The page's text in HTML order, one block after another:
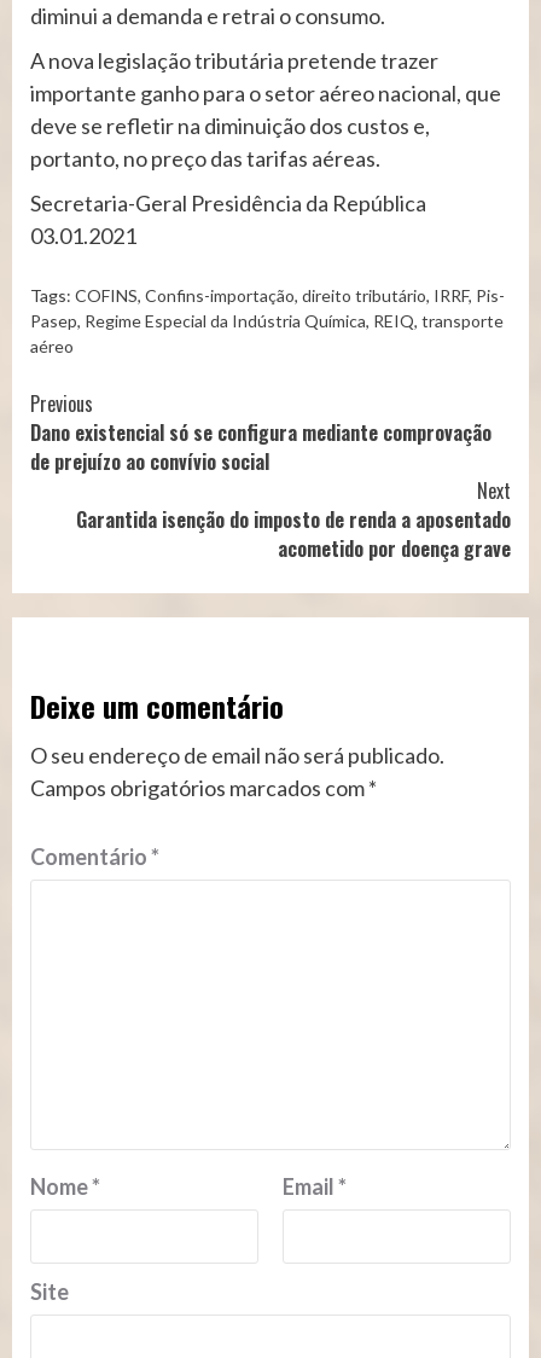
diminui a demanda e retrai o consumo.
A nova legislação tributária pretende trazer
importante ganho para o setor aéreo nacional, que
deve se refletir na diminuição dos custos e,
portanto, no preço das tarifas aéreas.
Secretaria-Geral Presidência da República
03.01.2021
Tags: COFINS, Confins-importação, direito tributário, IRRF, Pis-
Pasep, Regime Especial da Indústria Química, REIQ, transporte
aéreo
Continue
Reading
Previous
Dano existencial só se configura mediante comprovação
de prejuízo ao convívio social
Next
Garantida isenção do imposto de renda a aposentado
acometido por doença grave
Deixe um comentário
O seu endereço de email não será publicado.
Campos obrigatórios marcados com*
Comentário*
Nome* Email*
Site